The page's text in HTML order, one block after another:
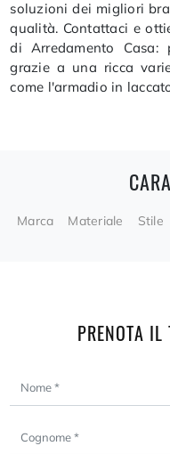
soluzioni dei migliori
qualità. Contattaci e
di Arredamento
grazie a una ricca
come l'armadio in
Marca Materiale Stile
PRENOTA IL